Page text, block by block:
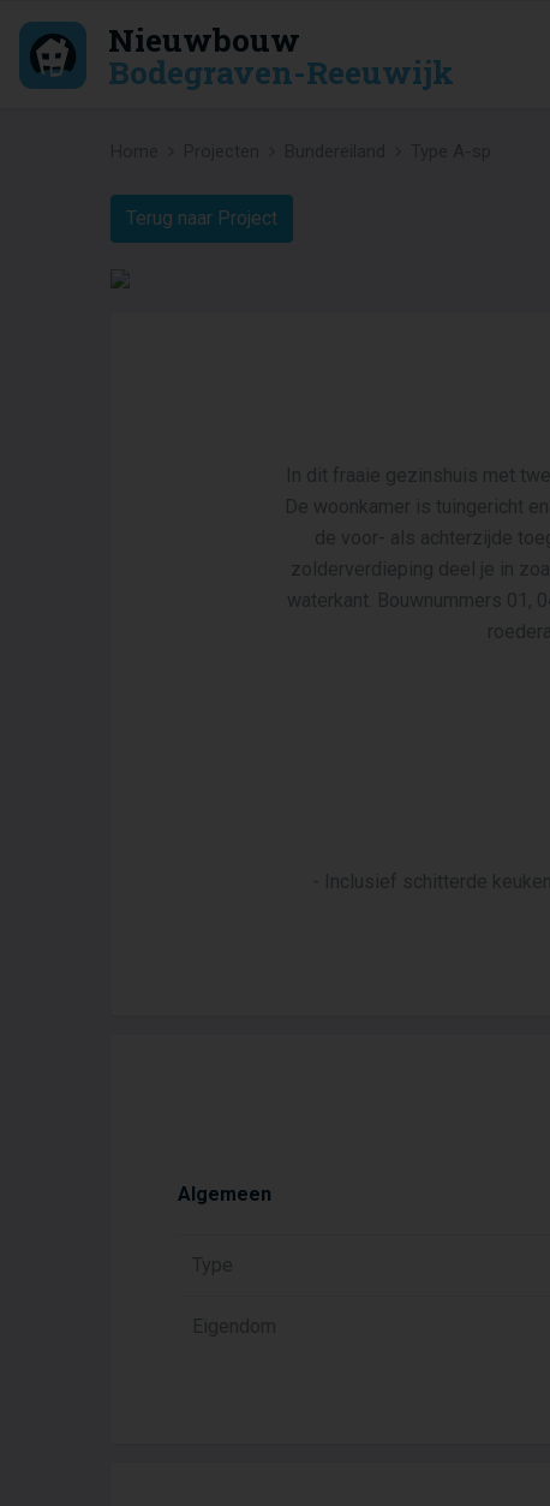
Nieuwbouw
Bodegraven-Reeuwijk
Terug naar Project
In dit fraaie gezinshuis met
De woonkamer is tuingericht
de voor- als achterzijde
zolderverdieping deel je in
waterkant. Bouwnummers 01,
- Inclusief schitterde
Algemeen
Type
Eigendom